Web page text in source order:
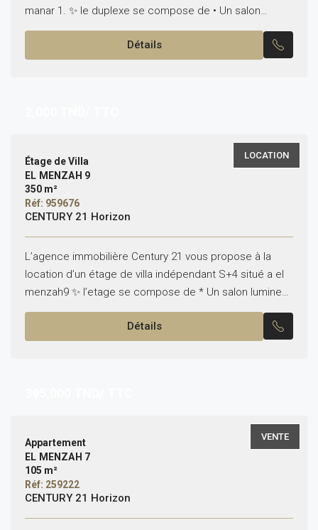
manar 1. ✨ le duplexe se compose de • Un salon
lumineux • cinq chambres...
Détails
LOCATION
Étage de Villa
EL MENZAH 9
350 m²
Réf: 959676
CENTURY 21 Horizon
L’agence immobilière Century 21 vous propose à la
location d’un étage de villa indépendant S+4 situé a el
menzah9 ✨ l’etage se compose de * Un salon lumineux
* quatres chambres à...
Détails
VENTE
Appartement
EL MENZAH 7
105 m²
Réf: 259222
CENTURY 21 Horizon